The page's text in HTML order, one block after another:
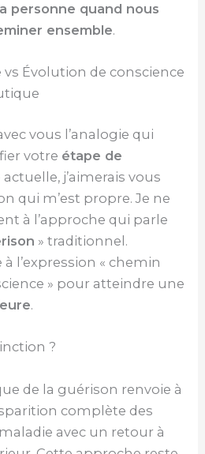
personne quand nous
ensemble.
Évolution de conscience
vous l’analogie qui
votre étape de
actuelle, j’aimerais vous
qui m’est propre. Je ne
à l’approche qui parle
» traditionnel.
l’expression « chemin
» pour atteindre une
.
?
de la guérison renvoie à
complète des
avec un retour à